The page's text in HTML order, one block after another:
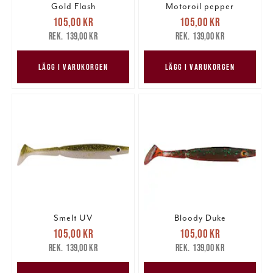
Gold Flash
Nuvarande pris
105,00 krTidigare pris
139,00 kr
105,00 kr
139,00 kr
LÄGG I VARUKORGEN
Motoroil pepper
Nuvarande pris
105,00 krTidigare pris
139,00 kr
105,00 kr
139,00 kr
LÄGG I VARUKORGEN
Smelt UV
Nuvarande pris
105,00 krTidigare pris
139,00 kr
105,00 kr
139,00 kr
Bloody Duke
Nuvarande pris
105,00 krTidigare pris
139,00 kr
105,00 kr
139,00 kr